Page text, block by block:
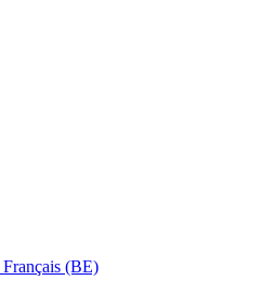
Français (BE)